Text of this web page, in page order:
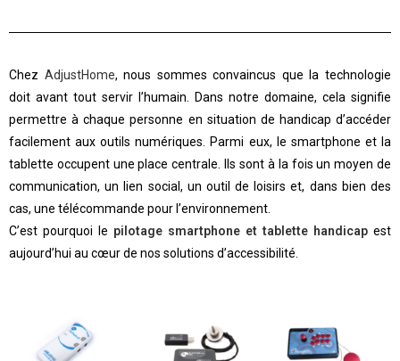
Chez AdjustHome, nous sommes convaincus que la technologie
doit avant tout servir l’humain. Dans notre domaine, cela signifie
permettre à chaque personne en situation de handicap d’accéder
facilement aux outils numériques. Parmi eux, le smartphone et la
tablette occupent une place centrale. Ils sont à la fois un moyen de
communication, un lien social, un outil de loisirs et, dans bien des
cas, une télécommande pour l’environnement.
C’est pourquoi le pilotage smartphone et tablette handicap est
aujourd’hui au cœur de nos solutions d’accessibilité.